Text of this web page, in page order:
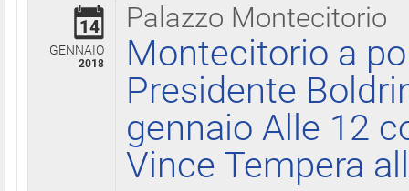
Palazzo Montecitorio
14
GENNAIO
2018
Montecitorio a
Presidente
gennaio Alle 12
Vince Tempera